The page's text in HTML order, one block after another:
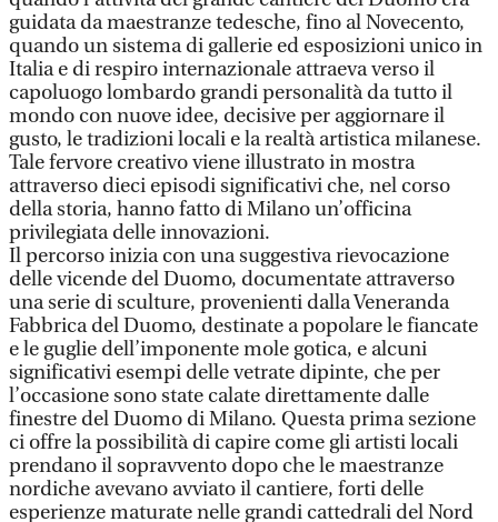
guidata da maestranze tedesche, fino al Novecento,
quando un sistema di gallerie ed esposizioni unico in
Italia e di respiro internazionale attraeva verso il
capoluogo lombardo grandi personalità da tutto il
mondo con nuove idee, decisive per aggiornare il
gusto, le tradizioni locali e la realtà artistica milanese.
Tale fervore creativo viene illustrato in mostra
attraverso dieci episodi significativi che, nel corso
della storia, hanno fatto di Milano un’officina
privilegiata delle innovazioni.
Il percorso inizia con una suggestiva rievocazione
delle vicende del Duomo, documentate attraverso
una serie di sculture, provenienti dalla Veneranda
Fabbrica del Duomo, destinate a popolare le fiancate
e le guglie dell’imponente mole gotica, e alcuni
significativi esempi delle vetrate dipinte, che per
l’occasione sono state calate direttamente dalle
finestre del Duomo di Milano. Questa prima sezione
ci offre la possibilità di capire come gli artisti locali
prendano il sopravvento dopo che le maestranze
nordiche avevano avviato il cantiere, forti delle
esperienze maturate nelle grandi cattedrali del Nord